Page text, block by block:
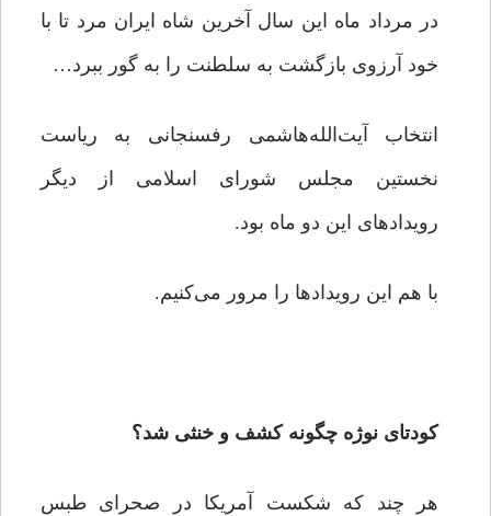
در مرداد ماه این سال آخرین شاه ایران مرد تا با
خود آرزوی بازگشت به سلطنت را به گور ببرد…
انتخاب آیت‌الله‌هاشمی رفسنجانی به ریاست
نخستین مجلس شورای اسلامی از دیگر
رویدادهای این دو ماه بود.
با هم این رویدادها را مرور می‌کنیم.
کودتای نوژه چگونه کشف و خنثی شد؟
هر چند که شکست آمریکا در صحرای طبس